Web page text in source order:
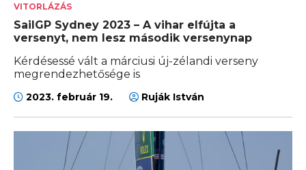
VITORLÁZÁS
SailGP Sydney 2023 – A vihar elfújta a
versenyt, nem lesz második versenynap
Kérdésessé vált a márciusi új-zélandi verseny
megrendezhetősége is
2023. február 19. Ruják István